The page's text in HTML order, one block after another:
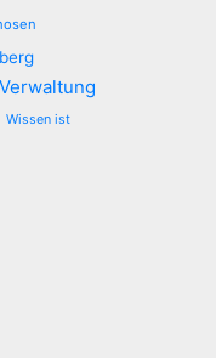
Verwaltung
Wissen ist